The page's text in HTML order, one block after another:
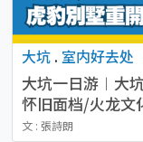
大坑 . 室内好去处
大坑一日游︱大
怀旧面档/火龙
间
文 : 張詩朗